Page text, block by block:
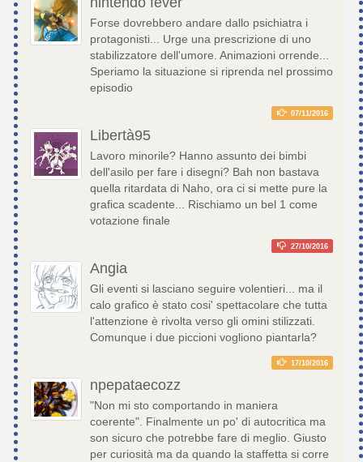
Forse dovrebbero andare dallo psichiatra i
protagonisti... Urge una prescrizione di uno
stabilizzatore dell'umore. Animazioni orrende...
Speriamo la situazione si riprenda nel prossimo
episodio
07/11/2016
Libertà95
Lavoro minorile? Hanno assunto dei bimbi
dell'asilo per fare i disegni? Bah non bastava
quella ritardata di Naho, ora ci si mette pure la
grafica scadente... Rischiamo un bel 1 come
votazione finale
27/10/2016
Angia
Gli eventi si lasciano seguire volentieri... ma il
calo grafico è stato cosi' spettacolare che tutta
l'attenzione è rivolta verso gli omini stilizzati.
Comunque i due piccioni vogliono piantarla?
17/10/2016
npepataecozz
"Non mi sto comportando in maniera
coerente". Finalmente un po' di autocritica ma
son sicuro che potrebbe fare di meglio. Giusto
per curiosità ma da quando la staffetta si corre